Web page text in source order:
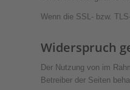
Wenn die SSL- bzw.
Widerspruch
Der Nutzung von im
Betreiber der Seiten